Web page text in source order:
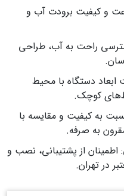
و کیفیت برودت آب و
راحت به آب، طراحی
ابعاد دستگاه با محیط
کوچک.
به کیفیت و مقایسه با
به‌ صرفه.
از پشتیبانی، نصب و
در تهران.